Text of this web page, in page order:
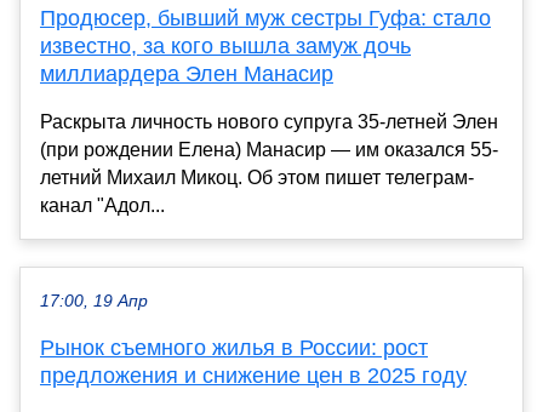
Продюсер, бывший муж сестры Гуфа: стало
известно, за кого вышла замуж дочь
миллиардера Элен Манасир
Раскрыта личность нового супруга 35-летней Элен
(при рождении Елена) Манасир — им оказался 55-
летний Михаил Микоц. Об этом пишет телеграм-
канал "Адол...
17:00, 19 Апр
Рынок съемного жилья в России: рост
предложения и снижение цен в 2025 году